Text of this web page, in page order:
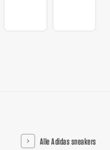
Alle Adidas sneakers